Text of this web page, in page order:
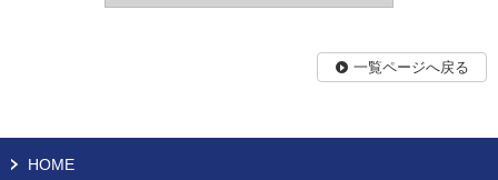
一覧ページへ戻る
HOME